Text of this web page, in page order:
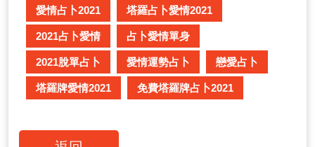
愛情占卜2021 塔羅占卜愛情2021
2021占卜愛情 占卜愛情單身
2021脫單占卜 愛情運勢占卜 戀愛占卜
塔羅牌愛情2021 免費塔羅牌占卜2021